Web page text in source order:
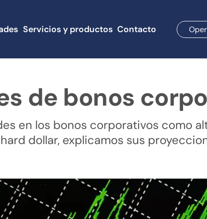
Servicios y productos Contacto
de bonos
en los bonos corporativos como
dollar, explicamos sus